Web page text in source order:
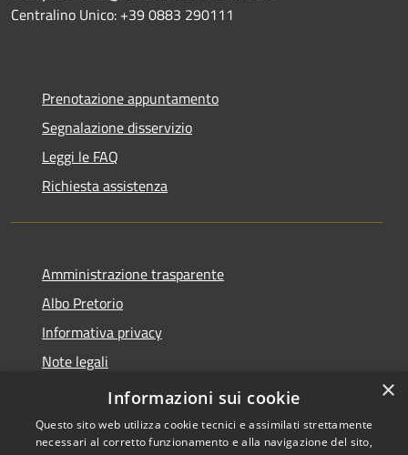
Centralino Unico: +39 0883 290111
Prenotazione appuntamento
Segnalazione disservizio
Leggi le FAQ
Richiesta assistenza
Amministrazione trasparente
Albo Pretorio
Informativa privacy
Note legali
Dichiarazione di accessibilità
×
Informazioni sui cookie
Questo sito web utilizza cookie tecnici e assimilati strettamente
necessari al corretto funzionamento e alla navigazione del sito,